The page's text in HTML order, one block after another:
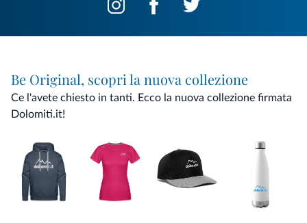
Be Original, scopri la nuova collezione
Ce l'avete chiesto in tanti. Ecco la nuova collezione firmata
Dolomiti.it!